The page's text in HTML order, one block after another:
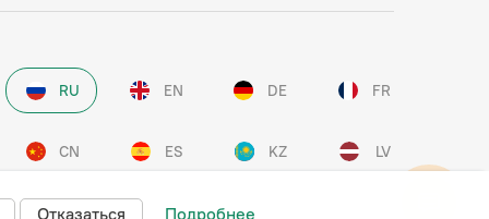
RU EN DE FR
CN ES KZ LV
Отказаться Подробнее